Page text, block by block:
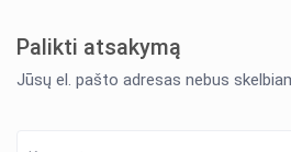
Palikti atsakymą
Jūsų el. pašto adresas nebus